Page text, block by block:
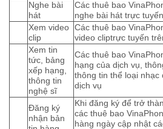
Nghe bài
hát
Các thuê bao
nghe bài hát trực
Xem video
clip
Các thuê bao
video cliptrực tuyến
Xem tin
tức, bảng
xếp hạng,
thông tin
nghệ sĩ
Các thuê bao
hạng của dịch vụ,
thông tin thể loại nhạc
dịch vụ
Đăng ký
nhận bản
Khi đăng ký để trở
các thuê bao
hàng ngày cập nhật